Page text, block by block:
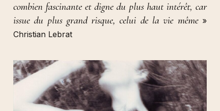
combien fascinante et digne du plus haut intérêt, car
issue du plus grand risque, celui de la vie même»
Christian Lebrat